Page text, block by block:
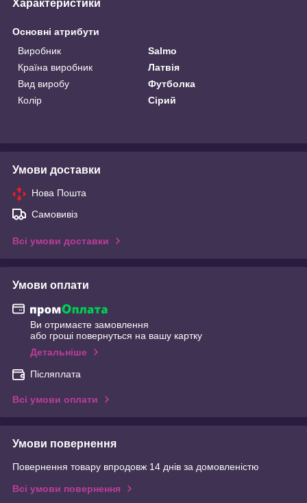
Характеристики
Основні атрибути
Виробник
Salmo
Країна виробник
Латвія
Вид виробу
Футболка
Колір
Сірий
Умови доставки
Нова Пошта
Самовивіз
Всі умови доставки
Умови оплати
Ви отримаєте замовлення
або гроші повернуться на вашу картку
Детальніше
Післяплата
Всі умови оплати
Умови повернення
Повернення товару впродовж 14 днів за домовленістю
Всі умови повернення